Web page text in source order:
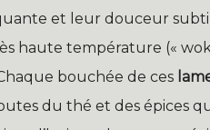
et leur douceur
haute température («
bouchée de ces
du thé et des épices